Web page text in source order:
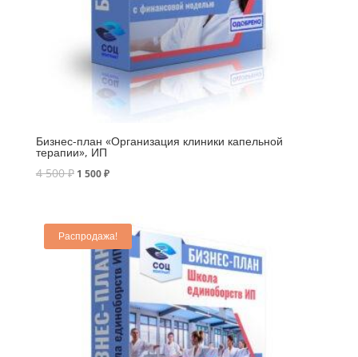
Бизнес-план «Организация клиники капельной
терапии», ИП
4 500₽ 1 500₽
Распродажа!